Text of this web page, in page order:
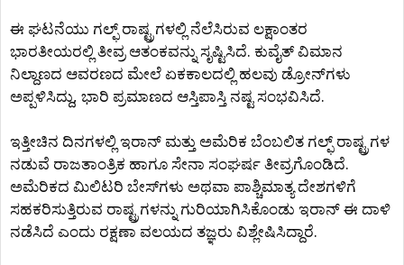
ಈ ಘಟನೆಯು ಗಲ್ಫ್ ರಾಷ್ಟ್ರಗಳಲ್ಲಿ ನೆಲೆಸಿರುವ ಲಕ್ಷಾಂತರ
ಭಾರತೀಯರಲ್ಲಿ ತೀವ್ರ ಆತಂಕವನ್ನು ಸೃಷ್ಟಿಸಿದೆ. ಕುವೈತ್ ವಿಮಾನ
ನಿಲ್ದಾಣದ ಆವರಣದ ಮೇಲೆ ಏಕಕಾಲದಲ್ಲಿ ಹಲವು ಡ್ರೋನ್‌ಗಳು
ಅಪ್ಪಳಿಸಿದ್ದು, ಭಾರಿ ಪ್ರಮಾಣದ ಆಸ್ತಿಪಾಸ್ತಿ ನಷ್ಟ ಸಂಭವಿಸಿದೆ.
ಇತ್ತೀಚಿನ ದಿನಗಳಲ್ಲಿ ಇರಾನ್ ಮತ್ತು ಅಮೆರಿಕ ಬೆಂಬಲಿತ ಗಲ್ಫ್ ರಾಷ್ಟ್ರಗಳ
ನಡುವೆ ರಾಜತಾಂತ್ರಿಕ ಹಾಗೂ ಸೇನಾ ಸಂಘರ್ಷ ತೀವ್ರಗೊಂಡಿದೆ.
ಅಮೆರಿಕದ ಮಿಲಿಟರಿ ಬೇಸ್‌ಗಳು ಅಥವಾ ಪಾಶ್ಚಿಮಾತ್ಯ ದೇಶಗಳಿಗೆ
ಸಹಕರಿಸುತ್ತಿರುವ ರಾಷ್ಟ್ರಗಳನ್ನು ಗುರಿಯಾಗಿಸಿಕೊಂಡು ಇರಾನ್ ಈ ದಾಳಿ
ನಡೆಸಿದೆ ಎಂದು ರಕ್ಷಣಾ ವಲಯದ ತಜ್ಞರು ವಿಶ್ಲೇಷಿಸಿದ್ದಾರೆ.